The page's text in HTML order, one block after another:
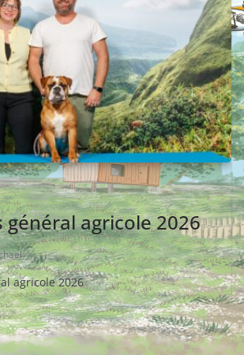
général agricole 2026
agricole 2026